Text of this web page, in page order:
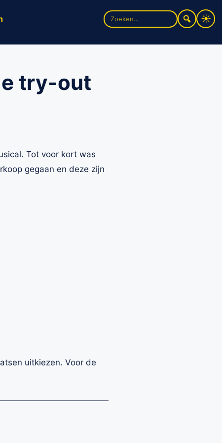
Zoek
naar:
try-out
Tot voor kort was
gegaan en deze zijn
uitkiezen. Voor de